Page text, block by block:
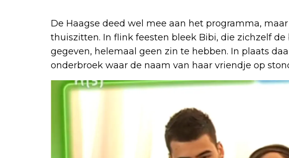
De Haagse deed wel mee aan het programma,
thuiszitten. In flink feesten bleek Bibi, die zichzelf
gegeven, helemaal geen zin te hebben. In plaats
onderbroek waar de naam van haar vriendje op